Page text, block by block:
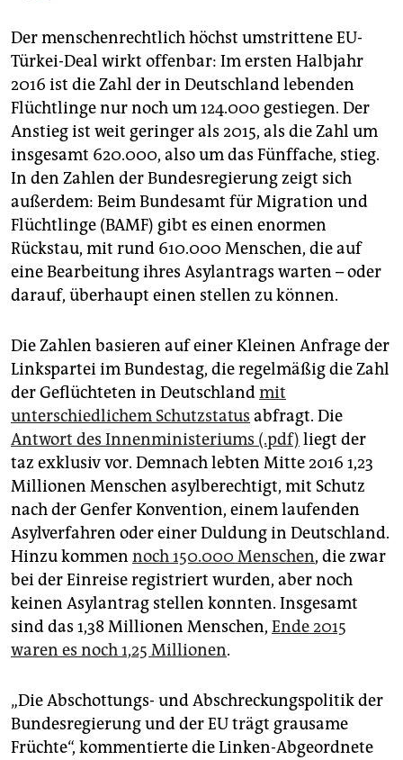
genossenschaft
epaper login
Der menschenrechtlich höchst umstrittene EU-
Türkei-Deal wirkt offenbar: Im ersten Halbjahr
2016 ist die Zahl der in Deutschland lebenden
Flüchtlinge nur noch um 124.000 gestiegen. Der
Anstieg ist weit geringer als 2015, als die Zahl um
insgesamt 620.000, also um das Fünffache, stieg.
In den Zahlen der Bundesregierung zeigt sich
außerdem: Beim Bundesamt für Migration und
Flüchtlinge (BAMF) gibt es einen enormen
Rückstau, mit rund 610.000 Menschen, die auf
eine Bearbeitung ihres Asylantrags warten – oder
darauf, überhaupt einen stellen zu können.
Die Zahlen basieren auf einer Kleinen Anfrage der
Linkspartei im Bundestag, die regelmäßig die Zahl
der Geflüchteten in Deutschlandmit
unterschiedlichem Schutzstatus abfragt. Die
Antwort des Innenministeriums (.pdf) liegt der
taz exklusiv vor. Demnach lebten Mitte 2016 1,23
Millionen Menschen asylberechtigt, mit Schutz
nach der Genfer Konvention, einem laufenden
Asylverfahren oder einer Duldung in Deutschland.
Hinzu kommen noch 150.000 Menschen, die zwar
bei der Einreise registriert wurden, aber noch
keinen Asylantrag stellen konnten. Insgesamt
sind das 1,38 Millionen Menschen, Ende 2015
waren es noch 1,25 Millionen.
„Die Abschottungs- und Abschreckungspolitik der
Bundesregierung und der EU trägt grausame
Früchte“, kommentierte die Linken-Abgeordnete